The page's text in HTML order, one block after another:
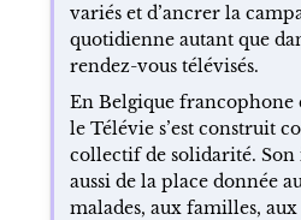
variés et d’ancrer la
quotidienne autant que
rendez-vous télévisés.
En Belgique francophone
le Télévie s’est construit
collectif de solidarité.
aussi de la place donnée
malades, aux familles,